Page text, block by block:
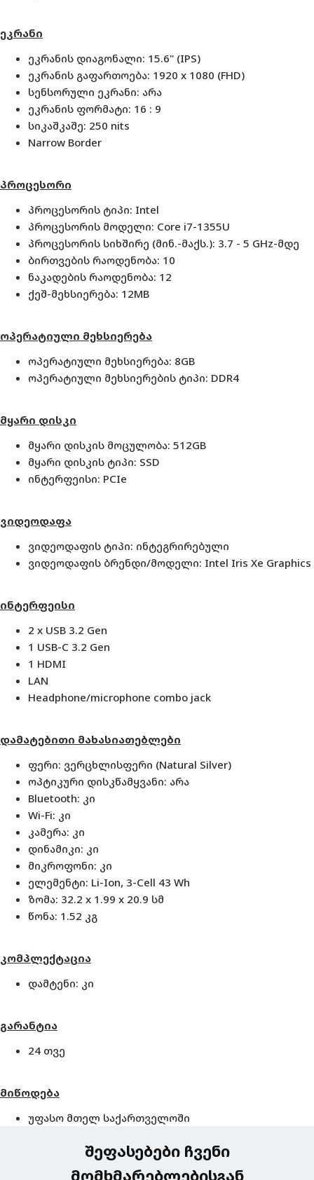
ეკრანი
ეკრანის დიაგონალი: 15.6" (IPS)
ეკრანის გაფართოება: 1920 x 1080 (FHD)
სენსორული ეკრანი: არა
ეკრანის ფორმატი: 16 : 9
სიკაშკაშე: 250 nits
Narrow Border
პროცესორი
პროცესორის ტიპი: Intel
პროცესორის მოდელი: Core i7-1355U
პროცესორის სიხშირე (მინ.-მაქს.): 3.7 - 5 GHz-მდე
ბირთვების რაოდენობა: 10
ნაკადების რაოდენობა: 12
ქეშ-მეხსიერება: 12MB
ოპერატიული მეხსიერება
ოპერატიული მეხსიერება: 8GB
ოპერატიული მეხსიერების ტიპი: DDR4
მყარი დისკი
მყარი დისკის მოცულობა: 512GB
მყარი დისკის ტიპი: SSD
ინტერფეისი: PCIe
ვიდეოდაფა
ვიდეოდაფის ტიპი: ინტეგრირებული
ვიდეოდაფის ბრენდი/მოდელი: Intel Iris Xe Graphics
ინტერფეისი
2 x USB 3.2 Gen
1 USB-C 3.2 Gen
1 HDMI
LAN
Headphone/microphone combo jack
დამატებითი მახასიათებლები
ფერი: ვერცხლისფერი (Natural Silver)
ოპტიკური დისკწამყვანი: არა
Bluetooth: კი
Wi-Fi: კი
კამერა: კი
დინამიკი: კი
მიკროფონი: კი
ელემენტი: Li-Ion, 3-Cell 43 Wh
ზომა: 32.2 x 1.99 x 20.9 სმ
წონა: 1.52 კგ
კომპლექტაცია
დამტენი: კი
გარანტია
24 თვე
მიწოდება
უფასო მთელ საქართველოში
შეფასებები ჩვენი
მომხმარებლებისგან